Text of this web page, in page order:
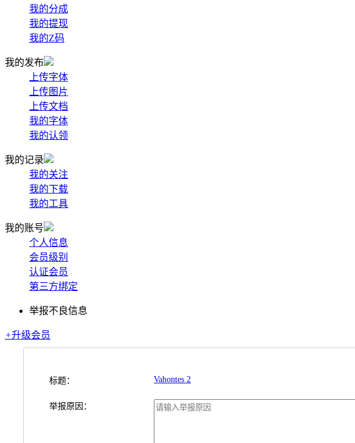
我的分成
我的提现
我的Z码
我的发布
上传字体
上传图片
上传文档
我的字体
我的认领
我的记录
我的关注
我的下载
我的工具
我的账号
个人信息
会员级别
认证会员
第三方绑定
举报不良信息
+升级会员
标题： Vahontes 2
举报原因：